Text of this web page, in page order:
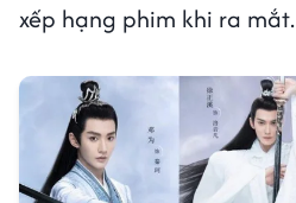
xếp hạng phim khi ra mắt.